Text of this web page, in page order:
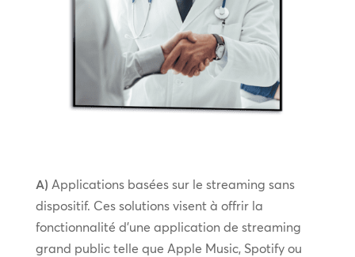
A) Applications basées sur le streaming sans
dispositif. Ces solutions visent à offrir la
fonctionnalité d’une application de streaming
grand public telle que Apple Music, Spotify ou